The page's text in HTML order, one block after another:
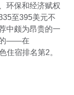
环保和经济赋权
至395美元不
中颇为昂贵的一
的——在
住宿排名第2。